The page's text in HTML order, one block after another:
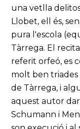
una vetlla
Llobet, ell és,
pura l'escola
Tàrrega. El
referit orfeó, es
molt ben
de Tàrrega, i
aquest autor
Schumann i